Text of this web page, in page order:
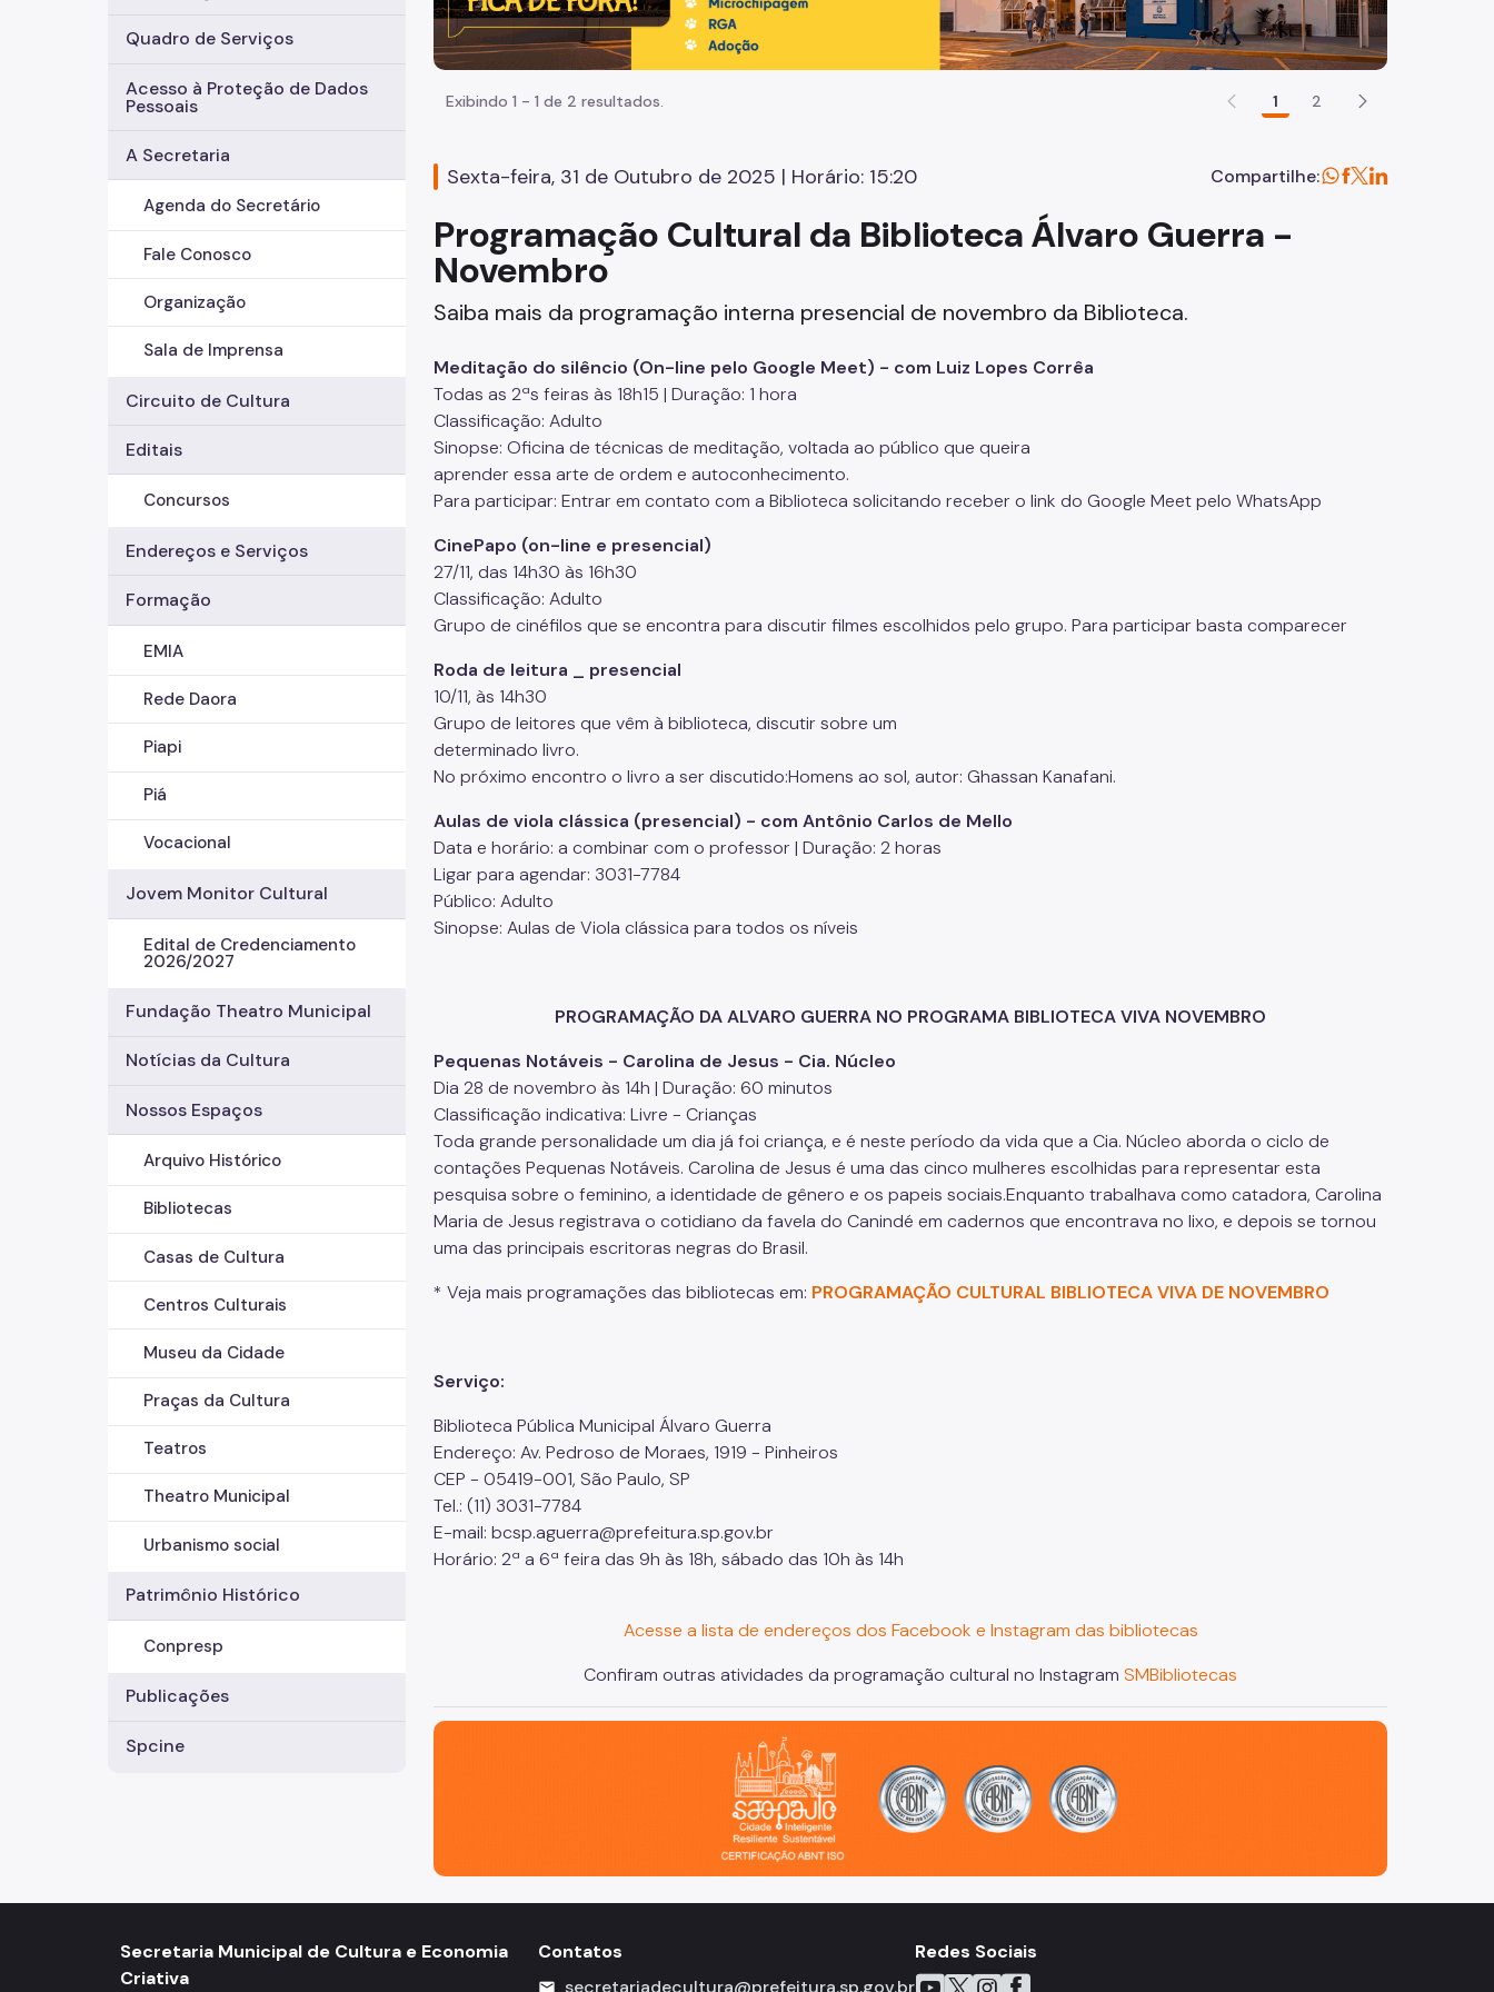
Quadro de Serviços
Acesso à Proteção de Dados
Pessoais
A Secretaria
Agenda do Secretário
Fale Conosco
Organização
Sala de Imprensa
Circuito de Cultura
Editais
Concursos
Endereços e Serviços
Formação
EMIA
Rede Daora
Piapi
Piá
Vocacional
Jovem Monitor Cultural
Edital de Credenciamento
2026/2027
Fundação Theatro Municipal
Notícias da Cultura
Nossos Espaços
Arquivo Histórico
Bibliotecas
Casas de Cultura
Centros Culturais
Museu da Cidade
Praças da Cultura
Teatros
Theatro Municipal
Urbanismo social
Patrimônio Histórico
Conpresp
Publicações
Spcine
Exibindo 1 - 1 de 2 resultados. 1 2
Sexta-feira, 31 de Outubro de 2025 | Horário: 15:20 Compartilhe:
Programação Cultural da Biblioteca Álvaro Guerra -
Novembro
Saiba mais da programação interna presencial de novembro da Biblioteca.
Meditação do silêncio (On-line pelo Google Meet) - com Luiz Lopes Corrêa
Todas as 2ªs feiras às 18h15 | Duração: 1 hora
Classificação: Adulto
Sinopse: Oficina de técnicas de meditação, voltada ao público que queira
aprender essa arte de ordem e autoconhecimento.
Para participar: Entrar em contato com a Biblioteca solicitando receber o link do Google Meet pelo WhatsApp
CinePapo (on-line e presencial)
27/11, das 14h30 às 16h30
Classificação: Adulto
Grupo de cinéfilos que se encontra para discutir filmes escolhidos pelo grupo. Para participar basta comparecer
Roda de leitura _ presencial
10/11, às 14h30
Grupo de leitores que vêm à biblioteca, discutir sobre um
determinado livro.
No próximo encontro o livro a ser discutido:Homens ao sol, autor: Ghassan Kanafani.
Aulas de viola clássica (presencial) - com Antônio Carlos de Mello
Data e horário: a combinar com o professor | Duração: 2 horas
Ligar para agendar: 3031-7784
Público: Adulto
Sinopse: Aulas de Viola clássica para todos os níveis
PROGRAMAÇÃO DA ALVARO GUERRA NO PROGRAMA BIBLIOTECA VIVA NOVEMBRO
Pequenas Notáveis - Carolina de Jesus - Cia. Núcleo
Dia 28 de novembro às 14h | Duração: 60 minutos
Classificação indicativa: Livre - Crianças
Toda grande personalidade um dia já foi criança, e é neste período da vida que a Cia. Núcleo aborda o ciclo de
contações Pequenas Notáveis. Carolina de Jesus é uma das cinco mulheres escolhidas para representar esta
pesquisa sobre o feminino, a identidade de gênero e os papeis sociais.Enquanto trabalhava como catadora, Carolina
Maria de Jesus registrava o cotidiano da favela do Canindé em cadernos que encontrava no lixo, e depois se tornou
uma das principais escritoras negras do Brasil.
* Veja mais programações das bibliotecas em: PROGRAMAÇÃO CULTURAL BIBLIOTECA VIVA DE NOVEMBRO
Serviço:
Biblioteca Pública Municipal Álvaro Guerra
Endereço: Av. Pedroso de Moraes, 1919 - Pinheiros
CEP - 05419-001, São Paulo, SP
Tel.: (11) 3031-7784
E-mail: bcsp.aguerra@prefeitura.sp.gov.br
Horário: 2ª a 6ª feira das 9h às 18h, sábado das 10h às 14h
Acesse a lista de endereços dos Facebook e Instagram das bibliotecas
Confiram outras atividades da programação cultural no Instagram SMBibliotecas
São Paulo, cidade inteligente, resiliente e sustentável
Secretaria Municipal de Cultura e Economia
Criativa
Contatos
mail secretariadecultura@prefeitura.sp.gov.br
Redes Sociais
Icone do YouTube
Icone do X
Icone do Instagram
Icone do Facebook
Icone do Flickr